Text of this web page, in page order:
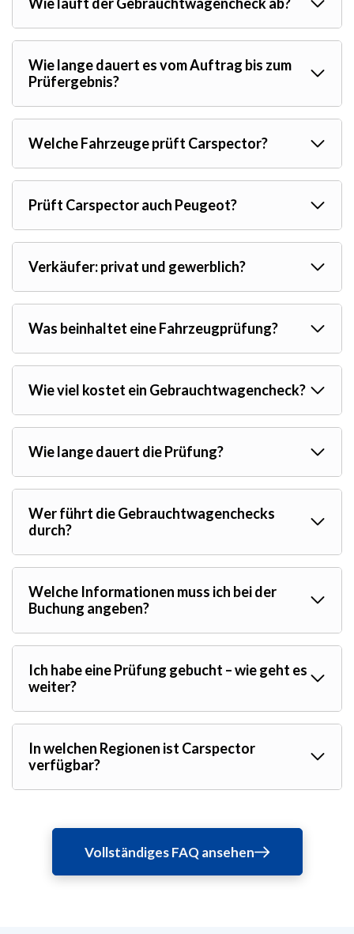
Wie läuft der Gebrauchtwagencheck ab?
Wie lange dauert es vom Auftrag bis zum
Prüfergebnis?
Welche Fahrzeuge prüft Carspector?
Prüft Carspector auch Peugeot?
Verkäufer: privat und gewerblich?
Was beinhaltet eine Fahrzeugprüfung?
Wie viel kostet ein Gebrauchtwagencheck?
Wie lange dauert die Prüfung?
Wer führt die Gebrauchtwagenchecks
durch?
Welche Informationen muss ich bei der
Buchung angeben?
Ich habe eine Prüfung gebucht – wie geht es
weiter?
In welchen Regionen ist Carspector
verfügbar?
Vollständiges FAQ ansehen